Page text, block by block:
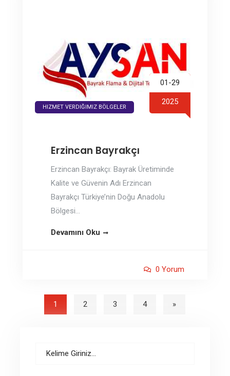
HIZMET VERDIĞIMIZ BÖLGELER
01-29
2025
Erzincan Bayrakçı
Erzincan Bayrakçı: Bayrak Üretiminde
Kalite ve Güvenin Adı Erzincan
Bayrakçı Türkiye’nin Doğu Anadolu
Bölgesi...
Devamını Oku
0 Yorum
1 2 3 4 »